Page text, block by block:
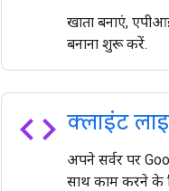
खाता बनाएं,
बनाना शुरू करें.
code क्लाइंट
अपने सर्वर पर
साथ काम करने के